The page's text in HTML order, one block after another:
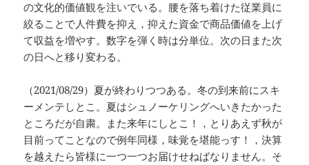
の文化的価値観を注いでいる。腰を落ち着けた従業員に
絞ることで人件費を抑え，抑えた資金で商品価値を上げ
て収益を増やす。数字を弾く時は分単位。次の日また次
の日へと移り変わる。
（2021/08/29）夏が終わりつつある。冬の到来前にスキ
ーメンテしとこ。夏はシュノーケリングへいきたかった
ところだが自粛。また来年にしとこ！，とりあえず秋が
目前ってことなので例年同様，味覚を堪能っす！，決算
を越えたら皆様に一つ一つお届けせねばなりません。そ